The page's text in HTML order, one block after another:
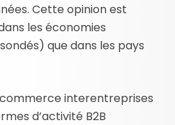
Cette opinion est
les économies
que dans les pays
interentreprises
d’activité B2B